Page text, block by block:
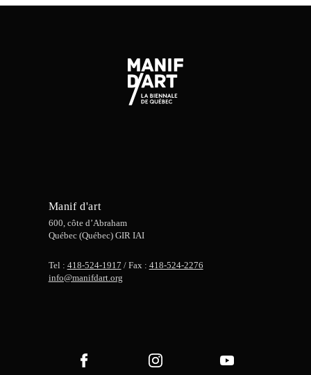
Manif d'art
600, côte d’Abraham
Québec (Québec) GIR IAI
Tel : 418-524-1917 / Fax : 418-524-2276
info@manifdart.org